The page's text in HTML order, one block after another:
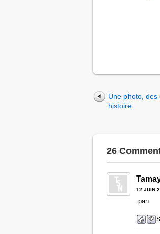
Une photo,
histoire
26
12 JUIN
:pan: